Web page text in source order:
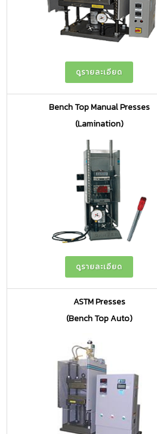
ดูรายละเอียด
Bench Top Manual Presses
(Lamination)
ดูรายละเอียด
ASTM Presses
(Bench Top Auto)